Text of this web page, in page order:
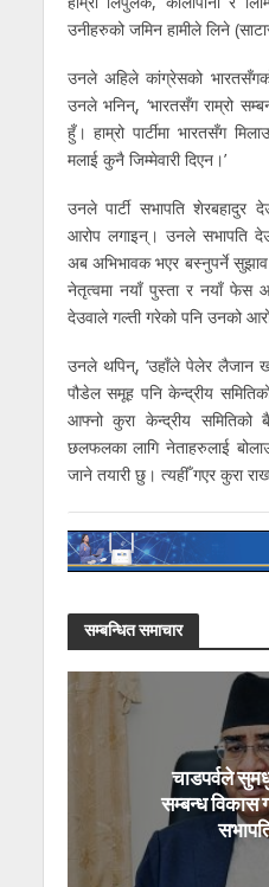
उनीहरुको जमिन हामीले लिने
उनले अहिले कांग्रेसको
उनले भनिन्, ‘भारतसँग राम्रो
हुँ। हाम्रो पार्टीमा भारतसँग
मलाई कुनै जिम्मेवारी दिएन।’
उनले पार्टी सभापति
आरोप लगाइन्। उनले सभापति
अब अभिभावक भएर बस्नुपर्ने
नेतृत्वमा नयाँ पुस्ता र नयाँ फेस
देउवाले गल्ती गरेको पनि उनको
उनले थपिन्, ‘उहाँले पेलेर लैजान
पौडेल समूह पनि केन्द्रीय
आफ्नो कुरा केन्द्रीय समितिको
छलफलका लागि नेताहरुलाई
जाने तयारी छु। त्यहीँ गएर कुरा
सम्बन्धित समाचार
चाडपर्वले
सम्बन्ध विकास